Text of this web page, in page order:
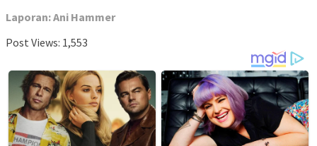
Laporan: Ani Hammer
Post Views: 1,553